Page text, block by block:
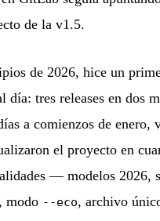
de la v1.5.
de 2026, hice un
día: tres releases en dos
a comienzos de enero,
el proyecto en
— modelos 2026,
modo --eco, archivo